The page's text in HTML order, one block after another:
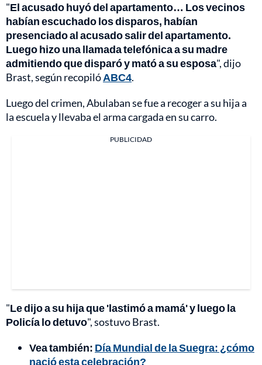
"El acusado huyó del apartamento… Los vecinos
habían escuchado los disparos, habían
presenciado al acusado salir del apartamento.
Luego hizo una llamada telefónica a su madre
admitiendo que disparó y mató a su esposa", dijo
Brast, según recopilóABC4.
Luego del crimen, Abulaban se fue a recoger a su hija a
la escuela y llevaba el arma cargada en su carro.
PUBLICIDAD
"Le dijo a su hija que 'lastimó a mamá' y luego la
Policía lo detuvo", sostuvo Brast.
Vea también: Día Mundial de la Suegra: ¿cómo
nació esta celebración?